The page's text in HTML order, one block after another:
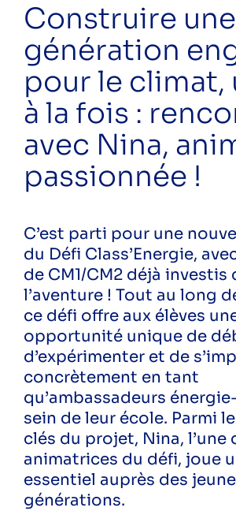
ecoreno'v
energies renouvelables
formation
rénovation
rénovation énergétique
sensibilisation
solaire
écogestes
économies d'eau
énergie
Public
Particuliers
Professionnels
Suivez-nous sur les réseaux
râter !
InstagramLinkedIn
Construire une
génération
pour le climat,
à la fois :
avec Nina,
passionnée !
C’est parti pour une
du Défi Class’Energie,
de CM1/CM2 déjà investis
l’aventure ! Tout au long
ce défi offre aux élèves
opportunité unique de
d’expérimenter et de
concrètement en tant
qu’ambassadeurs
sein de leur école. Parmi
clés du projet, Nina, l’une
animatrices du défi, joue
essentiel auprès des
générations.